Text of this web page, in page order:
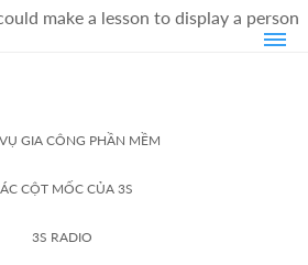
make a lesson to display a person
GIA CÔNG PHẦN MỀM
CỘT MỐC CỦA 3S
3S RADIO